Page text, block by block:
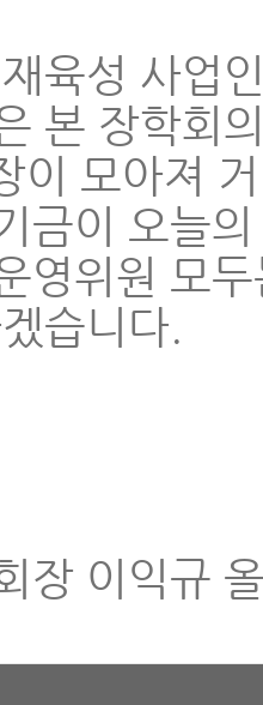
육성 사업
본 장학회
이 모아져
금이 오늘
영위원 모
습니다.
장 이익규